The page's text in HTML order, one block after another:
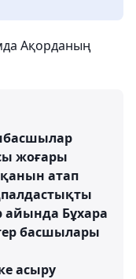
Ақорданың
жоғары
атап
айында Бұхара
басшылары
асыру